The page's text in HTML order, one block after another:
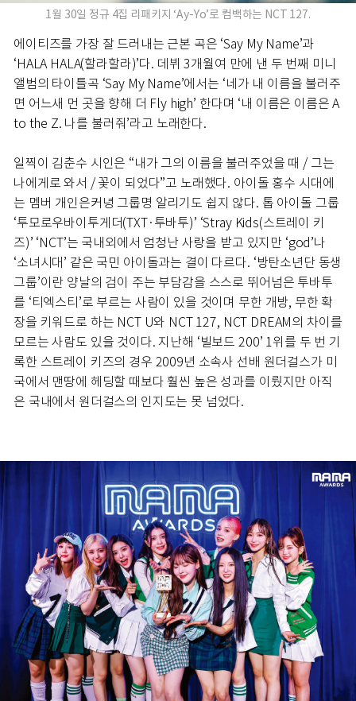
1월 30일 정규 4집 리패키지 ‘Ay-Yo’로 컴백하는 NCT 127.
에이티즈를 가장 잘 드러내는 근본 곡은 ‘Say My Name’과
‘HALA HALA(할라할라)’다. 데뷔 3개월여 만에 낸 두 번째 미니
앨범의 타이틀곡 ‘Say My Name’에서는 ‘네가 내 이름을 불러주
면 어느새 먼 곳을 향해 더 Fly high’ 한다며 ‘내 이름은 이름은 A
to the Z. 나를 불러줘’라고 노래한다.
일찍이 김춘수 시인은 “내가 그의 이름을 불러주었을 때 / 그는
나에게로 와서 / 꽃이 되었다”고 노래했다. 아이돌 홍수 시대에
는 멤버 개인은커녕 그룹명 알리기도 쉽지 않다. 톱 아이돌 그룹
‘투모로우바이투게더(TXT·투바투)’ ‘Stray Kids(스트레이 키
즈)’ ‘NCT’는 국내외에서 엄청난 사랑을 받고 있지만 ‘god’나
‘소녀시대’ 같은 국민 아이돌과는 결이 다르다. ‘방탄소년단 동생
그룹’이란 양날의 검이 주는 부담감을 스스로 뛰어넘은 투바투
를 ‘티엑스티’로 부르는 사람이 있을 것이며 무한 개방, 무한 확
장을 키워드로 하는 NCT U와 NCT 127, NCT DREAM의 차이를
모르는 사람도 있을 것이다. 지난해 ‘빌보드 200’ 1위를 두 번 기
록한 스트레이 키즈의 경우 2009년 소속사 선배 원더걸스가 미
국에서 맨땅에 헤딩할 때보다 훨씬 높은 성과를 이뤘지만 아직
은 국내에서 원더걸스의 인지도는 못 넘었다.